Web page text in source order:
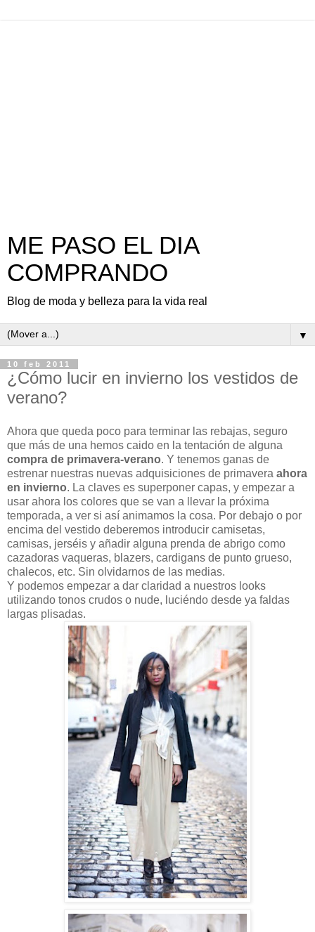
ME PASO EL DIA
COMPRANDO
Blog de moda y belleza para la vida real
▼
10 feb 2011
¿Cómo lucir en invierno los vestidos de
verano?
Ahora que queda poco para terminar las rebajas, seguro
que más de una hemos caido en la tentación de alguna
compra de primavera-verano. Y tenemos ganas de
estrenar nuestras nuevas adquisiciones de primavera ahora
en invierno. La claves es superponer capas, y empezar a
usar ahora los colores que se van a llevar la próxima
temporada, a ver si así animamos la cosa. Por debajo o por
encima del vestido deberemos introducir camisetas,
camisas, jerséis y añadir alguna prenda de abrigo como
cazadoras vaqueras, blazers, cardigans de punto grueso,
chalecos, etc. Sin olvidarnos de las medias.
Y podemos empezar a dar claridad a nuestros looks
utilizando tonos crudos o nude, luciéndo desde ya faldas
largas plisadas.